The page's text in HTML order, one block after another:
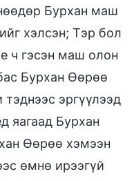
Бурхан маш
хэлсэн; Тэр бол
ч гэсэн маш олон
Бурхан Өөрөө
эргүүлээд
яагаад Бурхан
Өөрөө хэмээн
өмнө ирээгүй